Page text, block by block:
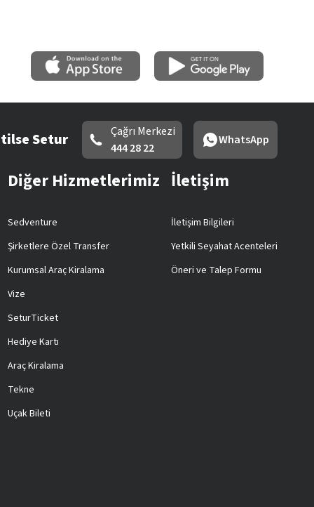
Setur
Çağrı Merkezi
444 28 22
WhatsApp
Diğer Hizmetlerimiz
Sedventure
Şirketlere Özel Transfer
Kurumsal Araç Kiralama
Vize
SeturTicket
Hediye Kartı
Araç Kiralama
Tekne
Uçak Bileti
İletişim
İletişim Bilgileri
Yetkili Seyahat Acenteleri
Öneri ve Talep Formu